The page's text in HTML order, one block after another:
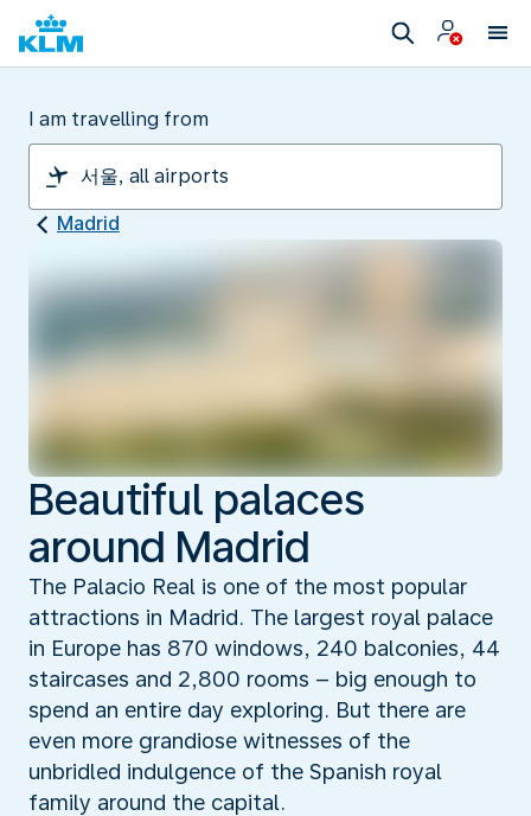
I am travelling from
Madrid
Beautiful palaces
around Madrid
The Palacio Real is one of the most popular
attractions in Madrid. The largest royal palace
in Europe has 870 windows, 240 balconies, 44
staircases and 2,800 rooms – big enough to
spend an entire day exploring. But there are
even more grandiose witnesses of the
unbridled indulgence of the Spanish royal
family around the capital.